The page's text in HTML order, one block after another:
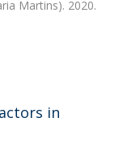
Martins). 2020.
in